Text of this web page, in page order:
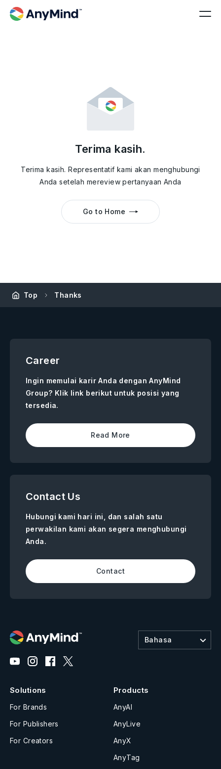
Terima kasih.
Terima kasih. Representatif kami akan menghubungi
Anda setelah mereview pertanyaan Anda
Go to Home
Top Thanks
Career
Ingin memulai karir Anda dengan AnyMind
Group? Klik link berikut untuk posisi yang
tersedia.
Read More
Contact Us
Hubungi kami hari ini, dan salah satu
perwakilan kami akan segera menghubungi
Anda.
Contact
Bahasa
Solutions
For Brands
For Publishers
For Creators
Products
AnyAI
AnyLive
AnyX
AnyTag